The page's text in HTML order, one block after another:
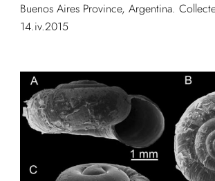
Buenos Aires Province, Argentina.
14.iv.2015